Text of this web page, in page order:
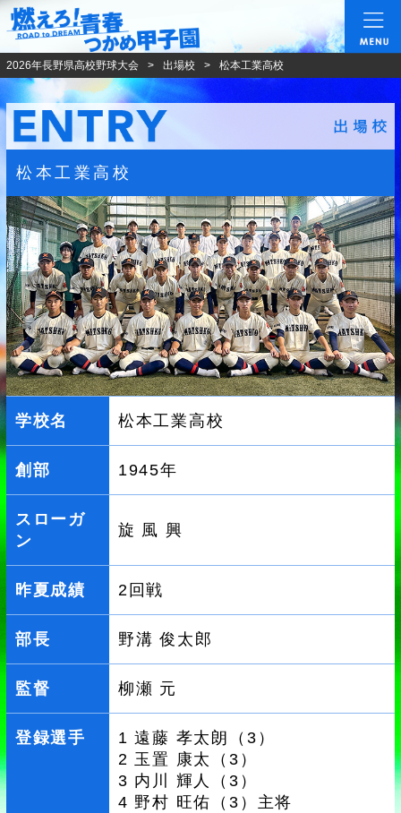
燃えろ!青春 つかめ
2026年長野県高校野球大会 出場校 松本工業高校
松本工業高校
学校名 松本工業高校
創部 1945年
スローガ
ン
旋 風 興
昨夏成績 2回戦
部長 野溝 俊太郎
監督 柳瀬 元
登録選手
1 遠藤 孝太朗（3）
2 玉置 康太（3）
3 内川 輝人（3）
4 野村 旺佑（3）主将